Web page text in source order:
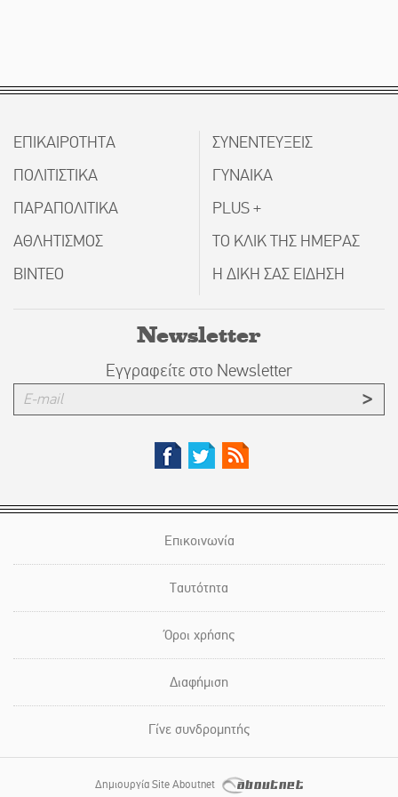
ΕΠΙΚΑΙΡΟΤΗΤΑ
ΠΟΛΙΤΙΣΤΙΚΑ
ΠΑΡΑΠΟΛΙΤΙΚΑ
ΑΘΛΗΤΙΣΜΟΣ
ΒΙΝΤΕΟ
ΣΥΝΕΝΤΕΥΞΕΙΣ
ΓΥΝΑΙΚΑ
PLUS +
ΤΟ ΚΛΙΚ ΤΗΣ ΗΜΕΡΑΣ
Η ΔΙΚΗ ΣΑΣ ΕΙΔΗΣΗ
Newsletter
Εγγραφείτε στο Newsletter
Επικοινωνία
Ταυτότητα
Όροι χρήσης
Διαφήμιση
Γίνε συνδρομητής
Δημιουργία Site Aboutnet